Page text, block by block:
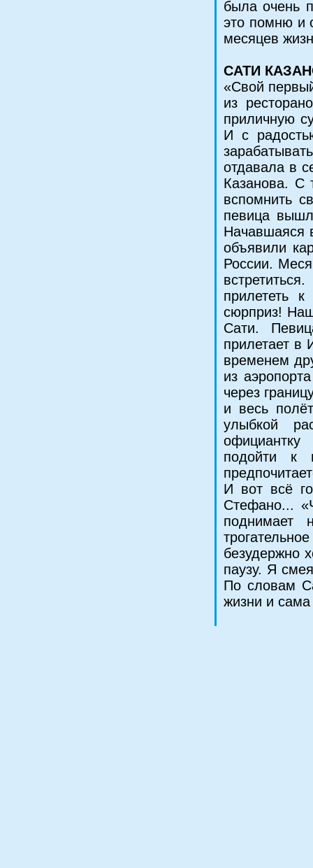
была очень
это помню и
месяцев
САТИ
«Свой
из
приличную
И с
отдавала в
Казанова. С
вспомнить
певица
Начавшаяся
объявили
России.
прилететь
сюрприз!
Сати.
прилетает в
временем
из
через
и весь
улыбкой
подойти к
И вот всё
Стефано...
поднимает
безудержно
паузу. Я
По словам
жизни и